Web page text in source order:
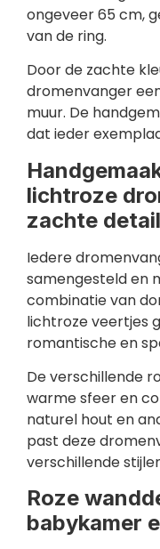
ongeveer 65 cm,
van de ring.
Door de zachte
dromenvanger
muur. De
dat ieder
lichtroze
zachte
Iedere
samengesteld en
combinatie van
lichtroze veertjes
romantische en
De verschillende
warme sfeer en
naturel hout en
past deze
verschillende
Roze
babykamer